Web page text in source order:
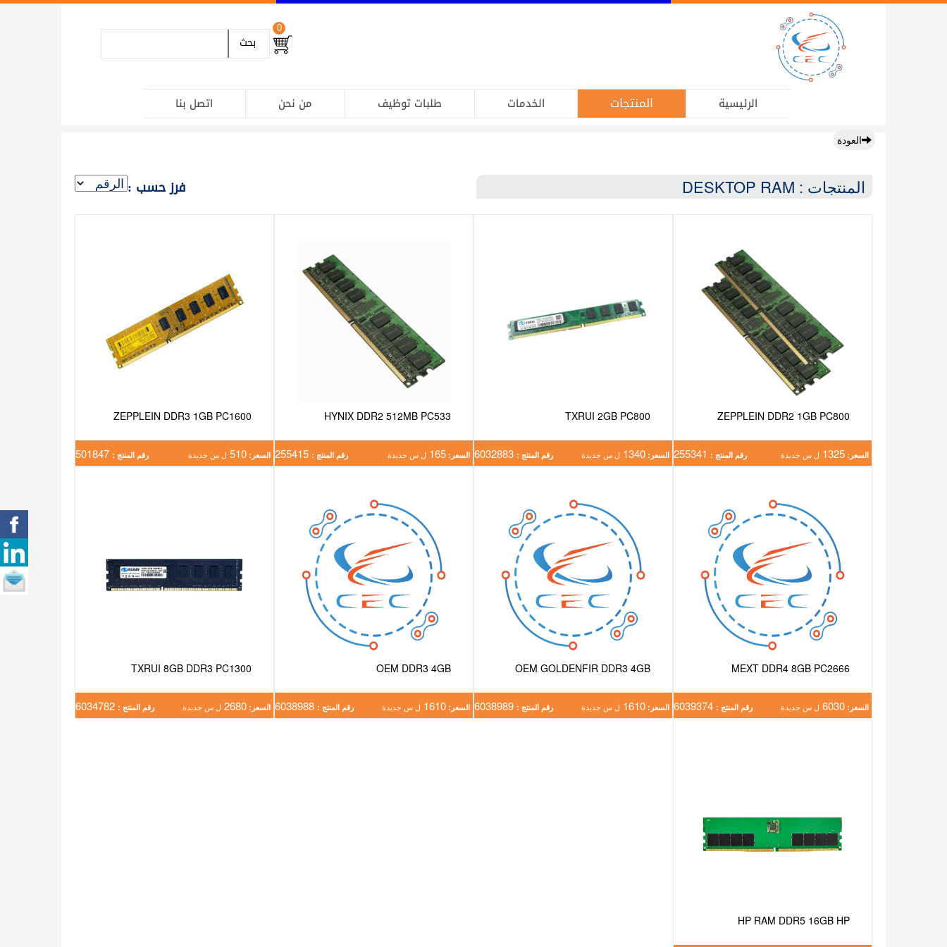
0
بحث
الرئيسية المنتجات الخدمات طلبات توظيف من نحن اتصل بنا
العودة
المنتجات : DESKTOP RAM فرز حسب :
ZEPPLEIN DDR2 1GB PC800
السعر: 1325 ل س جديدة رقم المنتج :
TXRUI 2GB PC800
السعر: 1340 ل س جديدة رقم المنتج :
HYNIX DDR2 512MB PC533
السعر: 165 ل س جديدة رقم المنتج :
ZEPPLEIN DDR3 1GB PC1600
السعر: 510 ل س جديدة رقم المنتج :
MEXT DDR4 8GB PC2666
السعر: 6030 ل س جديدة رقم المنتج :
OEM GOLDENFIR DDR3 4GB
السعر: 1610 ل س جديدة رقم المنتج :
OEM DDR3 4GB
السعر: 1610 ل س جديدة رقم المنتج :
TXRUI 8GB DDR3 PC1300
السعر: 2680 ل س جديدة رقم المنتج :
HP RAM DDR5 16GB HP